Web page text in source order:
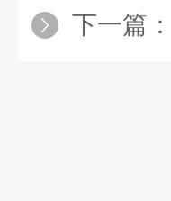
下一篇：